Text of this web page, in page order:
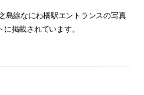
島線なにわ橋駅エントランスの写真
掲載されています。